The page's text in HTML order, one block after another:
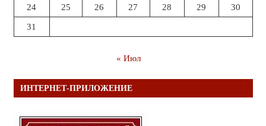
24 25 26 27 28 29 30
31
« Июл
ИНТЕРНЕТ-ПРИЛОЖЕНИЕ